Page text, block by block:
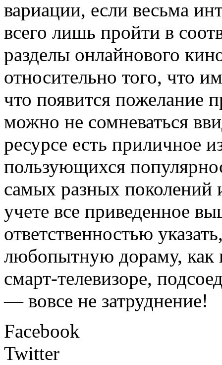
вариации, если весьма
всего лишь пройти в
разделы онлайнового
относительно того, что
что появится пожелание
можно не сомневаться
ресурсе есть приличное
пользующихся
самых разных поколений
учете все приведенное
ответственностью
любопытную дораму, как
смарт-телевизоре,
— вовсе не затруднение!
Facebook
Twitter